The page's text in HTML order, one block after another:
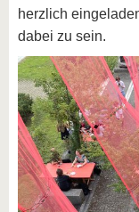
herzlich
dabei zu sein.